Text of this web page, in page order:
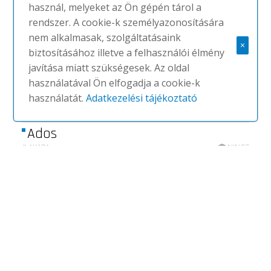
Ados
# AKABA NINCS
használ, melyeket az Ön gépén tárol a
rendszer. A cookie-k személyazonosítására
nem alkalmasak, szolgáltatásaink
biztosításához illetve a felhasználói élmény
javítása miatt szükségesek. Az oldal
használatával Ön elfogadja a cookie-k
használatát.Adatkezelési tájékoztató
×